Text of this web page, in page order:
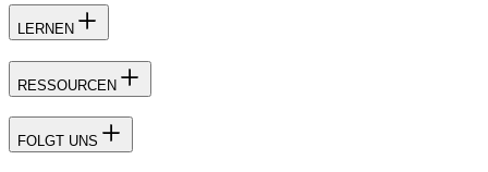
LERNEN
RESSOURCEN
FOLGT UNS